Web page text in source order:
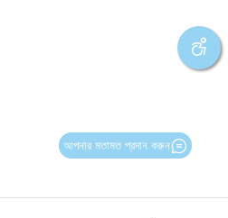
আপনার মতামত প্রদান করুন